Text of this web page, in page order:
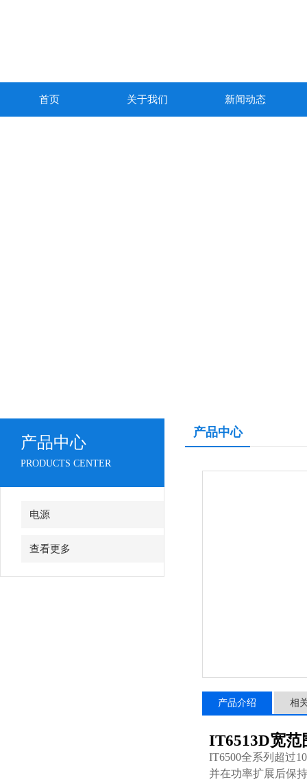
首页 关于我们 新闻动态
产品中心
PRODUCTS CENTER
电源
查看更多
产品中心
产品介绍 相
IT6513D宽范
IT6500全系列超过
并在功率扩展后保